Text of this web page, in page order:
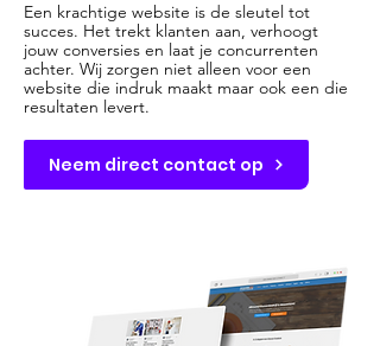
Een krachtige website is de sleutel tot
succes. Het trekt klanten aan, verhoogt
jouw conversies en laat je concurrenten
achter. Wij zorgen niet alleen voor een
website die indruk maakt maar ook een die
resultaten levert.
Neem direct contact op